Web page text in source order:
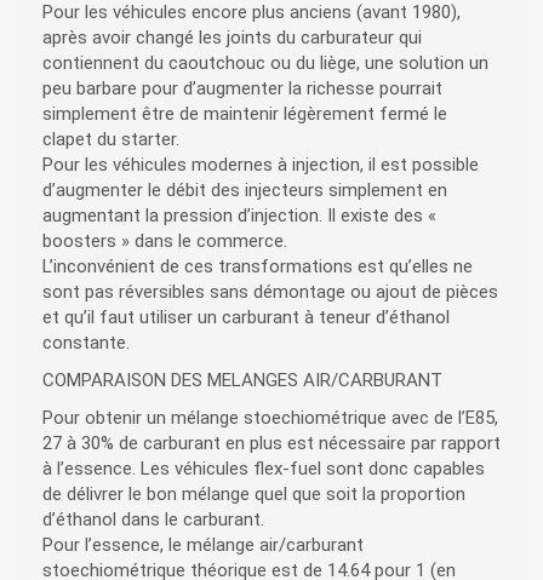
Pour les véhicules encore plus anciens (avant 1980),
après avoir changé les joints du carburateur qui
contiennent du caoutchouc ou du liège, une solution un
peu barbare pour d’augmenter la richesse pourrait
simplement être de maintenir légèrement fermé le
clapet du starter.
Pour les véhicules modernes à injection, il est possible
d’augmenter le débit des injecteurs simplement en
augmentant la pression d’injection. Il existe des «
boosters » dans le commerce.
L’inconvénient de ces transformations est qu’elles ne
sont pas réversibles sans démontage ou ajout de pièces
et qu’il faut utiliser un carburant à teneur d’éthanol
constante.
COMPARAISON DES MELANGES AIR/CARBURANT
Pour obtenir un mélange stoechiométrique avec de l’E85,
27 à 30% de carburant en plus est nécessaire par rapport
à l’essence. Les véhicules flex-fuel sont donc capables
de délivrer le bon mélange quel que soit la proportion
d’éthanol dans le carburant.
Pour l’essence, le mélange air/carburant
stoechiométrique théorique est de 14.64 pour 1 (en